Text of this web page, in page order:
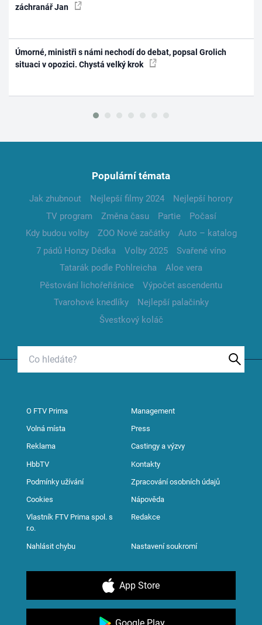
záchranář Jan
Úmorné, ministři s námi nechodí do debat, popsal Grolich
situaci v opozici. Chystá velký krok
Populární témata
Jak zhubnout Nejlepší filmy 2024
Nejlepší horory
TV program
Změna času Partie
Počasí
Kdy budou volby
ZOO Nové začátky
Auto – katalog
7 pádů Honzy Dědka
Volby 2025
Svařené víno
Tatarák podle Pohlreicha
Aloe vera
Pěstování lichořeřišnice
Výpočet ascendentu
Tvarohové knedlíky
Nejlepší palačinky
Švestkový koláč
O FTV Prima Management
Volná místa Press
Reklama Castingy a výzvy
HbbTV Kontakty
Podmínky užívání Zpracování osobních údajů
Cookies Nápověda
Vlastník FTV Prima spol. s
r.o.
Redakce
Nahlásit chybu Nastavení soukromí
App Store